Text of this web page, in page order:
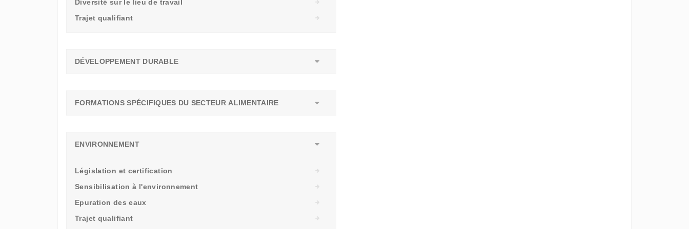
Diversité sur le lieu de travail
Trajet qualifiant
DÉVELOPPEMENT DURABLE
FORMATIONS SPÉCIFIQUES DU SECTEUR ALIMENTAIRE
ENVIRONNEMENT
Législation et certification
Sensibilisation à l'environnement
Epuration des eaux
Trajet qualifiant